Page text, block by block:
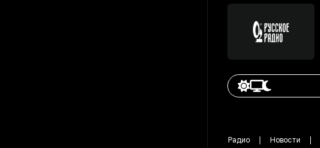
Радио Новости